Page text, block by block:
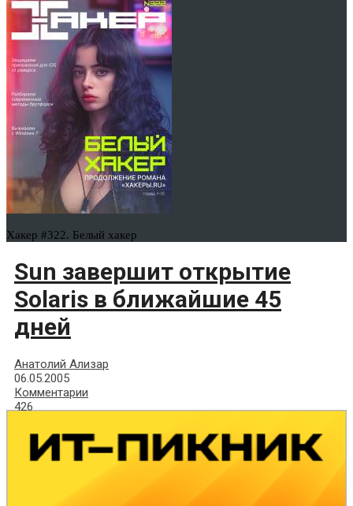
Хакер #322. Белый хакер
Sun завершит открытие
Solaris в ближайшие 45
дней
Анатолий Ализар
06.05.2005
Комментарии
426